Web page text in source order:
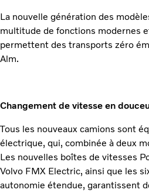
La nouvelle génération des
multitude de fonctions modernes
permettent des transports zéro
Alm.
Changement de vitesse en
Tous les nouveaux camions sont
électrique, qui, combinée à deux
Les nouvelles boîtes de vitesses
Volvo FMX Electric, ainsi que les
autonomie étendue, garantissent